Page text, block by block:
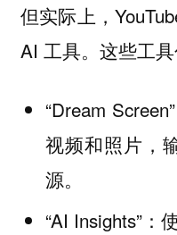
但实际上，
AI 工具。这些工
“Dream
视频和照片，
源。
“AI Insights”：